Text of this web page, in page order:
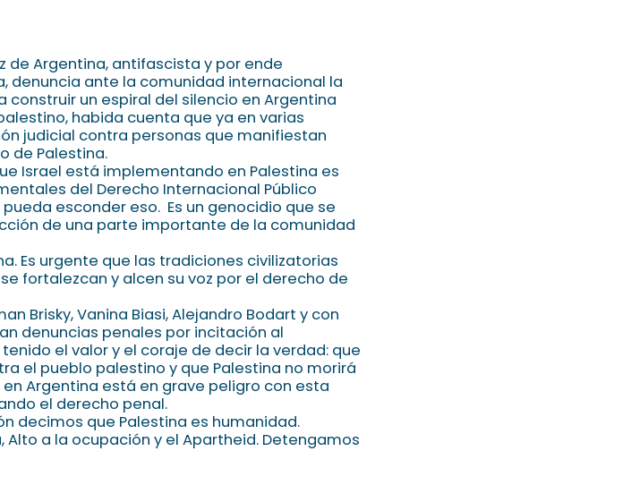
de Argentina, antifascista y por ende
denuncia ante la comunidad internacional la
un espiral del silencio en Argentina
habida cuenta que ya en varias
judicial contra personas que manifiestan
de Palestina.
Israel está implementando en Palestina es
del Derecho Internacional Público
esconder eso. Es un genocidio que se
de una parte importante de la comunidad
Es urgente que las tradiciones civilizatorias
fortalezcan y alcen su voz por el derecho de
Brisky, Vanina Biasi, Alejandro Bodart y con
denuncias penales por incitación al
el valor y el coraje de decir la verdad: que
el pueblo palestino y que Palestina no morirá
Argentina está en grave peligro con esta
el derecho penal.
decimos que Palestina es humanidad.
a la ocupación y el Apartheid. Detengamos